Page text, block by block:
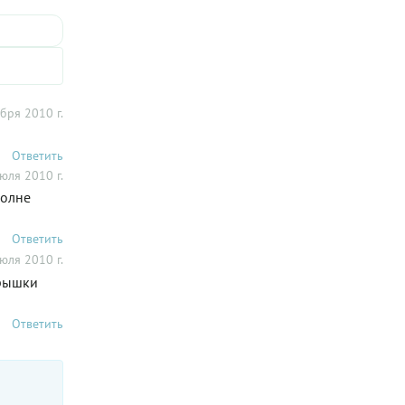
2010 г.
Ответить
2010 г.
Ответить
2010 г.
Ответить